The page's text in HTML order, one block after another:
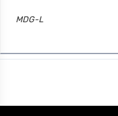
MDG-L